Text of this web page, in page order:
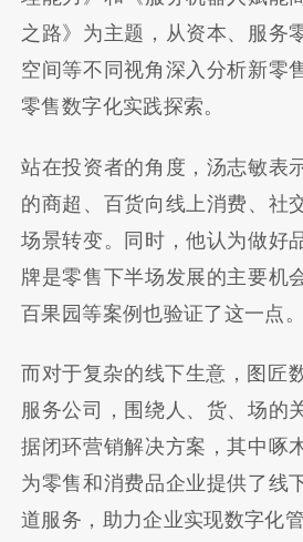
之路》为主题，从资本、服务
空间等不同视角深入分析新零
零售数字化实践探索。
站在投资者的角度，汤志敏表
的商超、百货向线上消费、社
场景转变。同时，他认为做好
牌是零售下半场发展的主要机
百果园等案例也验证了这一点。
而对于复杂的线下生意，图匠
服务公司，围绕人、货、场的
据闭环营销解决方案，其中啄
为零售和消费品企业提供了线
道服务，助力企业实现数字化